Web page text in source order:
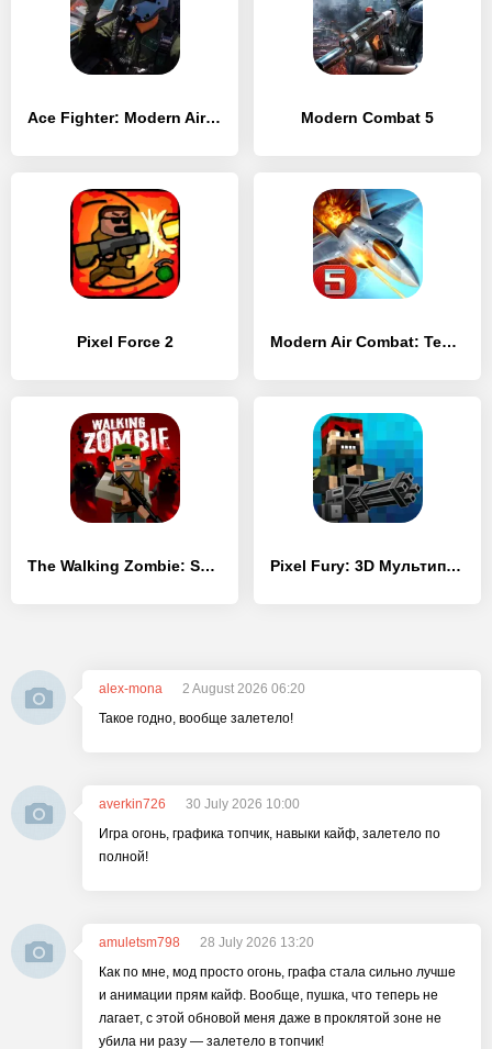
Ace Fighter: Modern Air Combat Modern Combat 5
Pixel Force 2 Modern Air Combat: Team Match
The Walking Zombie: Shooter Pixel Fury: 3D Мультиплеер
alex-mona
2 August 2026 06:20
Такое годно, вообще залетело!
averkin726
30 July 2026 10:00
Игра огонь, графика топчик, навыки кайф, залетело по
полной!
amuletsm798
28 July 2026 13:20
Как по мне, мод просто огонь, графа стала сильно лучше
и анимации прям кайф. Вообще, пушка, что теперь не
лагает, с этой обновой меня даже в проклятой зоне не
убила ни разу — залетело в топчик!